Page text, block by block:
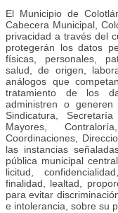
El Municipio de
Cabecera Municipal,
privacidad a través del
protegerán los datos
físicas, personales,
salud, de origen,
análogos que
tratamiento de los
administren o generen
Sindicatura,
Mayores,
Coordinaciones,
las instancias
pública municipal
licitud,
finalidad, lealtad,
para evitar
e intolerancia, sobre su